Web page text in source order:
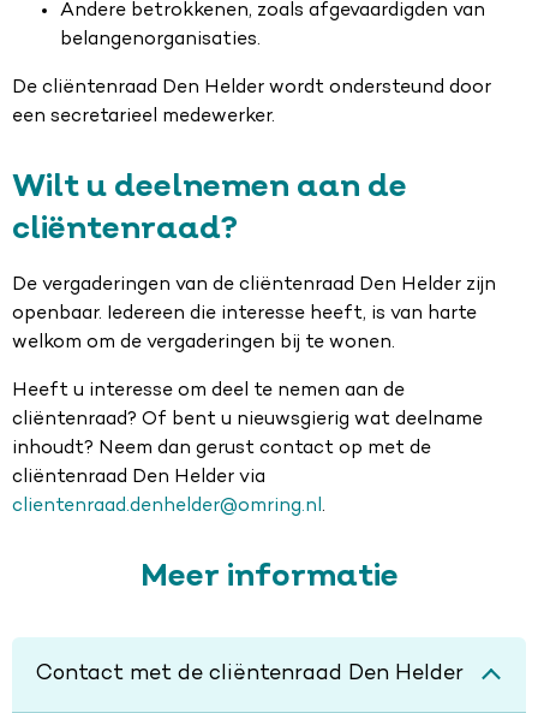
Andere betrokkenen, zoals afgevaardigden van
belangenorganisaties.
De cliëntenraad Den Helder wordt ondersteund door
een secretarieel medewerker.
Wilt u deelnemen aan de
cliëntenraad?
De vergaderingen van de cliëntenraad Den Helder zijn
openbaar. Iedereen die interesse heeft, is van harte
welkom om de vergaderingen bij te wonen.
Heeft u interesse om deel te nemen aan de
cliëntenraad? Of bent u nieuwsgierig wat deelname
inhoudt? Neem dan gerust contact op met de
cliëntenraad Den Helder via
clientenraad.denhelder@omring.nl.
Meer informatie
Contact met de cliëntenraad Den Helder